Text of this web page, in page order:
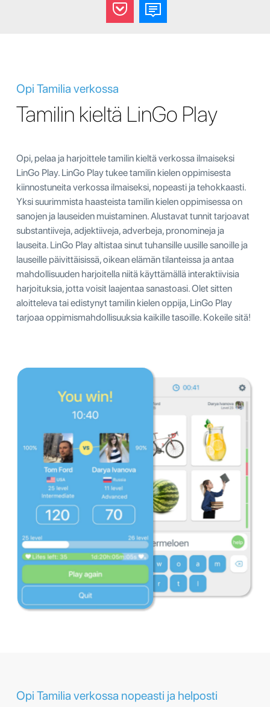
Opi Tamilia verkossa
Tamilin kieltä LinGo Play
Opi, pelaa ja harjoittele tamilin kieltä verkossa ilmaiseksi
LinGo Play. LinGo Play tukee tamilin kielen oppimisesta
kiinnostuneita verkossa ilmaiseksi, nopeasti ja tehokkaasti.
Yksi suurimmista haasteista tamilin kielen oppimisessa on
sanojen ja lauseiden muistaminen. Alustavat tunnit tarjoavat
substantiiveja, adjektiiveja, adverbeja, pronomineja ja
lauseita. LinGo Play altistaa sinut tuhansille uusille sanoille ja
lauseille päivittäisissä, oikean elämän tilanteissa ja antaa
mahdollisuuden harjoitella niitä käyttämällä interaktiivisia
harjoituksia, jotta voisit laajentaa sanastoasi. Olet sitten
aloitteleva tai edistynyt tamilin kielen oppija, LinGo Play
tarjoaa oppimismahdollisuuksia kaikille tasoille. Kokeile sitä!
Opi Tamilia verkossa nopeasti ja helposti